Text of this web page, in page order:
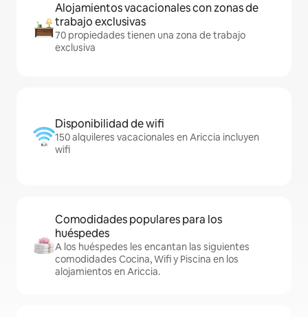
Alojamientos vacacionales con zonas de
trabajo exclusivas
70 propiedades tienen una zona de trabajo
exclusiva
Disponibilidad de wifi
150 alquileres vacacionales en Ariccia incluyen
wifi
Comodidades populares para los
huéspedes
A los huéspedes les encantan las siguientes
comodidades Cocina, Wifi y Piscina en los
alojamientos en Ariccia.